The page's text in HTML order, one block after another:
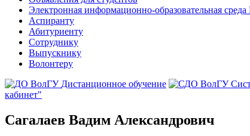
Электронная информационно-образовательная
Аспиранту
Абитуриенту
Сотруднику
Выпускнику
Волонтеру
Дистанционное обучение
кабинет"
Сагалаев Вадим Александрович